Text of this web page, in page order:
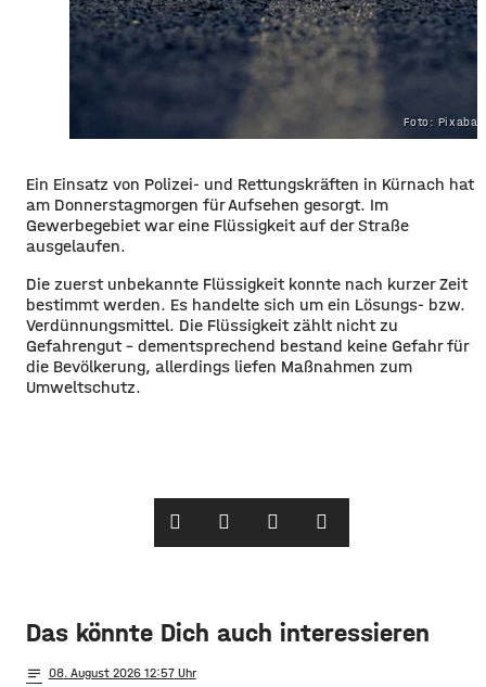
Foto:
Ein Einsatz von Polizei- und Rettungskräften in Kürnach hat
am Donnerstagmorgen für Aufsehen gesorgt. Im
Gewerbegebiet war eine Flüssigkeit auf der Straße
ausgelaufen.
Die zuerst unbekannte Flüssigkeit konnte nach kurzer Zeit
bestimmt werden. Es handelte sich um ein Lösungs- bzw.
Verdünnungsmittel. Die Flüssigkeit zählt nicht zu
Gefahrengut – dementsprechend bestand keine Gefahr für
die Bevölkerung, allerdings liefen Maßnahmen zum
Umweltschutz.
Das könnte Dich auch interessieren
notes 08. August 2026 12:57